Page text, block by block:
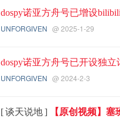
dospy诺亚方舟号已增设
UNFORGIVEN @ 2025-1-29
dospy诺亚方舟号已开设独
UNFORGIVEN @ 2024-2-3
[谈天说地] 【原创视频】